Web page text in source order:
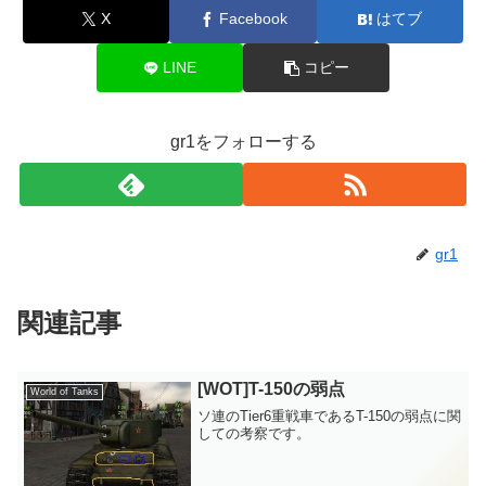
X Facebook はてブ
LINE コピー
gr1をフォローする
gr1
関連記事
World of Tanks [WOT]T-150の弱点
ソ連のTier6重戦車であるT-150の弱点に関
しての考察です。